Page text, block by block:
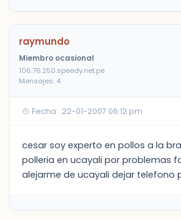
raymundo
Miembro ocasional
106.76.250.speedy.net.pe
Mensajes: 4
Fecha : 22-01-2007 06:12 pm
cesar soy experto en pollos a la
polleria en ucayali por problemas
alejarme de ucayali dejar telefono